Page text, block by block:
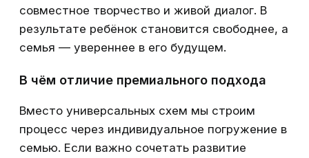
совместное творчество и живой диалог. В
результате ребёнок становится свободнее, а
семья — увереннее в его будущем.
В чём отличие премиального подхода
Вместо универсальных схем мы строим
процесс через индивидуальное погружение в
семью. Если важно сочетать развитие